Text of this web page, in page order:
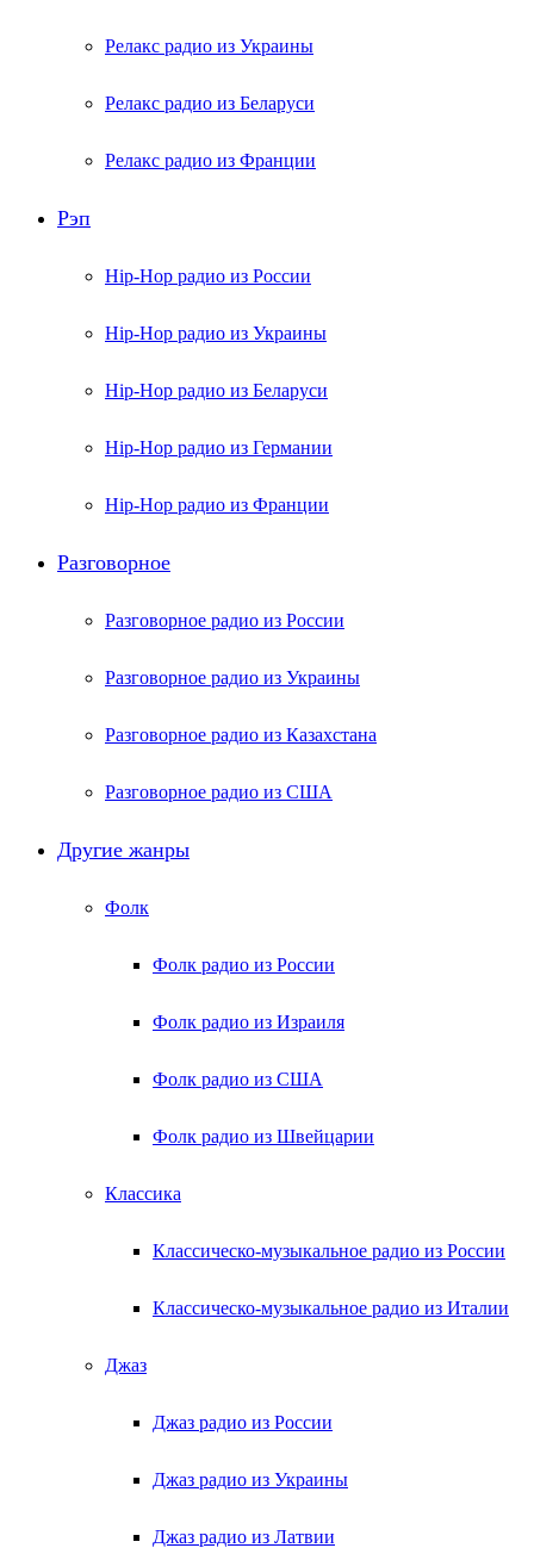
Релакс радио из Украины
Релакс радио из Беларуси
Релакс радио из Франции
Рэп
Hip-Hop радио из России
Hip-Hop радио из Украины
Hip-Hop радио из Беларуси
Hip-Hop радио из Германии
Hip-Hop радио из Франции
Разговорное
Разговорное радио из России
Разговорное радио из Украины
Разговорное радио из Казахстана
Разговорное радио из США
Другие жанры
Фолк
Фолк радио из России
Фолк радио из Израиля
Фолк радио из США
Фолк радио из Швейцарии
Классика
Классическо-музыкальное радио из России
Классическо-музыкальное радио из Италии
Джаз
Джаз радио из России
Джаз радио из Украины
Джаз радио из Латвии